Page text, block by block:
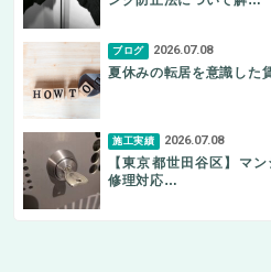
ブログ 2026.07.08
夏休みの転居を意識した
施工実績 2026.07.08
【東京都世田谷区】マ
修理対応…